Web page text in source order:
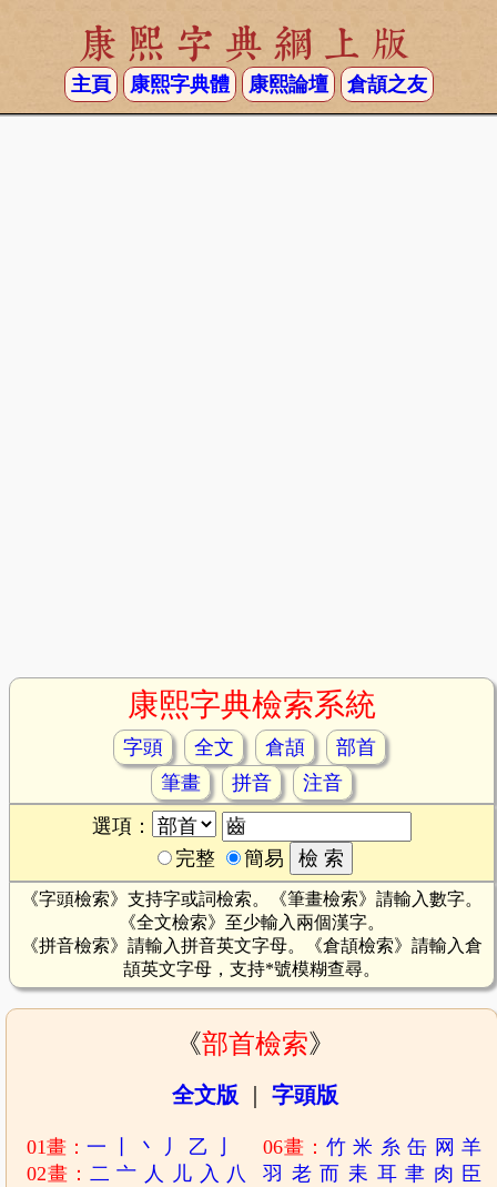
康熙字典網上版
主頁 康熙字典體 康熙論壇 倉頡之友
康熙字典檢索系統
字頭 全文 倉頡
部首
筆畫
拼音
注音
選項：
完整
簡易
《字頭檢索》支持字或詞檢索。《筆畫檢索》請輸入數字。
《全文檢索》至少輸入兩個漢字。
《拼音檢索》請輸入拼音英文字母。《倉頡檢索》請輸入倉
頡英文字母，支持*號模糊查尋。
《部首檢索》
全文版 ｜ 字頭版
01畫：一 丶 丿 乙
02畫： 二 亠 人 儿 入
八
06畫： 竹 米 糸 缶 网 羊
羽 老 而 耒 耳 聿 肉 臣